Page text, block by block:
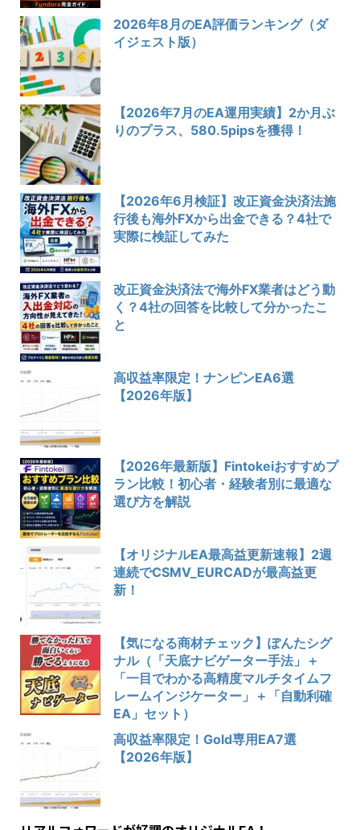
2026年8月のEA評価ランキング（ダ
イジェスト版）
【2026年7月のEA運用実績】2か月ぶ
りのプラス、580.5pipsを獲得！
【2026年6月検証】改正資金決済法施
行後も海外FXから出金できる？4社で
実際に検証してみた
改正資金決済法で海外FX業者はどう動
く？4社の回答を比較して分かったこ
と
高収益率限定！ナンピンEA6選
【2026年版】
【2026年最新版】Fintokeiおすすめプ
ラン比較！初心者・経験者別に最適な
選び方を解説
【オリジナルEA最高益更新速報】2週
連続でCSMV_EURCADが最高益更
新！
【気になる商材チェック】ぽんたシグ
ナル（「天底ナビゲーター手法」＋
「一目でわかる高精度マルチタイムフ
レームインジケーター」＋「自動利確
EA」セット）
高収益率限定！Gold専用EA7選
【2026年版】